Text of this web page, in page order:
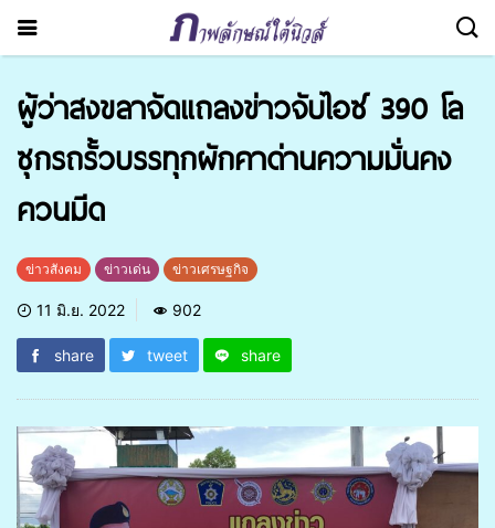
ผู้ว่าสงขลาจัดแถลงข่าวจับไอซ์ 390 โล
ซุกรถรั้วบรรทุกผักคาด่านความมั่นคง
ควนมีด
ข่าวสังคม ข่าวเด่น ข่าวเศรษฐกิจ
11 มิ.ย. 2022 902
share tweet share